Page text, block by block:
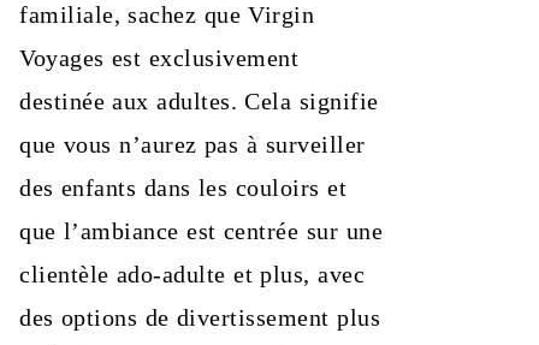
familiale, sachez que Virgin
Voyages est exclusivement
destinée aux adultes. Cela signifie
que vous n’aurez pas à surveiller
des enfants dans les couloirs et
que l’ambiance est centrée sur une
clientèle ado-adulte et plus, avec
des options de divertissement plus